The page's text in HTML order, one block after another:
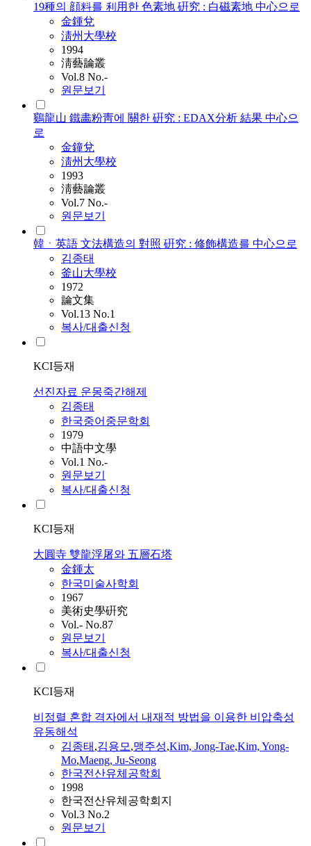
19種의 顔料를 利用한 色素地 硏究 : 白磁素地 中心으로
金鍾兌
淸州大學校
1994
淸藝論叢
Vol.8 No.-
원문보기
鷄龍山 鐵畵粉靑에 關한 硏究 : EDAX分析 結果 中心으
로
金鐘兌
淸州大學校
1993
淸藝論叢
Vol.7 No.-
원문보기
韓ㆍ英語 文法構造의 對照 硏究 : 修飾構造를 中心으로
김종태
釜山大學校
1972
論文集
Vol.13 No.1
복사/대출신청
KCI등재
선진자료 운몽죽간해제
김종태
한국중어중문학회
1979
中語中文學
Vol.1 No.-
원문보기
복사/대출신청
KCI등재
大圓寺 雙龍浮屠와 五層石塔
金鍾太
한국미술사학회
1967
美術史學硏究
Vol.- No.87
원문보기
복사/대출신청
KCI등재
비정렬 혼합 격자에서 내재적 방법을 이용한 비압축성
유동해석
김종태 ,김용모,맹주성,Kim, Jong-Tae,Kim, Yong-
Mo,Maeng, Ju-Seong
한국전산유체공학회
1998
한국전산유체공학회지
Vol.3 No.2
원문보기